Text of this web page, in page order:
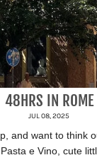
48HRS IN ROME
JUL 08, 2025
and want to think
e Vino, cute